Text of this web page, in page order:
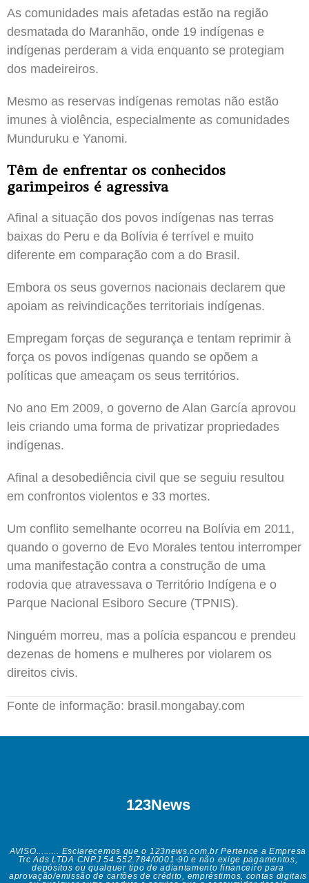
As comunidades mais afetadas estão na região
desmatada do Maranhão, onde 19 indígenas e
indígenas perderam a vida enquanto se protegiam
dos madeireiros.
Mesmo as reservas indígenas remotas não estão
imunes à violência, especialmente as comunidades
Munduruku e Yanomi.
Têm de enfrentar os conhecidos
garimpeiros é agressiva
Afinal a situação dos povos indígenas nas terras
baixas do Peru e da Bolívia é terrível e muito
diferente em comparação com a do Brasil.
Embora os seus governos nacionais declarem que
apoiam as reivindicações territoriais indígenas.
Empregam forças de segurança e tentam reprimir à
força os povos indígenas quando se opõem a
políticas que ameaçam os seus territórios.
No ano Em 2009, o governo de Alan García aprovou
leis criando uma forma de privatizar propriedades
indígenas.
Afinal a desobediência civil que se seguiu resultou
em confrontos violentos e 33 mortes.
Um conflito semelhante ocorreu na Bolívia em 2011,
quando o governo de Evo Morales tentou interromper
uma manifestação contra a construção de uma
rodovia que atravessava o Território Indígena e o
Parque Nacional Esiboro Secure (TPNIS).
Ninguém morreu, mas a polícia espancou e prendeu
dezenas de homens e mulheres por violarem os
direitos civis.
Fonte de informação: brasil.mongabay.com
123News
AVISO......... Esclarecemos que o 123news.com.br Pertence a Empresa
Trc Ads LTDA CNPJ 54.552.784/0001-90 e não exige pagamentos,
depósitos ou qualquer tipo de adiantamento financeiro para
aprovação/emissão de cartões de crédito, empréstimos, contas digitais